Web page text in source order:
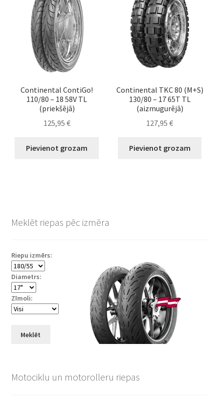
Continental ContiGo!
110/80 – 18 58V TL
(priekšējā)
125,95 €
Pievienot grozam
Continental TKC 80 (M+S)
130/80 – 17 65T TL
(aizmugurējā)
127,95€
Pievienot grozam
Meklēt riepas pēc izmēra
Riepu izmērs:
Diametrs:
Zīmoli:
Meklēt
Motociklu un motorolleru riepas